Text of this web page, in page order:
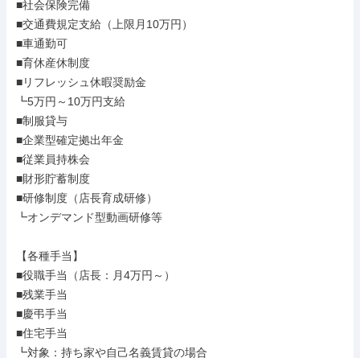
■社会保険完備
■交通費規定支給（上限月10万円）
■車通勤可
■育休産休制度
■リフレッシュ休暇奨励金
┗5万円～10万円支給
■制服貸与
■企業型確定拠出年金
■従業員持株会
■財形貯蓄制度
■研修制度（店長育成研修）
┗オンデマンド型動画研修等
【各種手当】
■役職手当（店長：月4万円～）
■残業手当
■慶弔手当
■住宅手当
┗対象：持ち家や自己名義賃貸の場合